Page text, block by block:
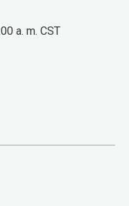
a. m. CST